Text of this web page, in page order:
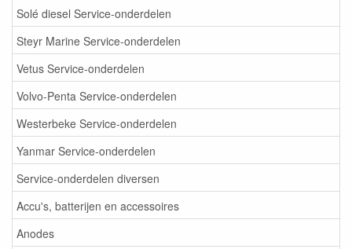
Solé diesel Service-onderdelen
Steyr Marine Service-onderdelen
Vetus Service-onderdelen
Volvo-Penta Service-onderdelen
Westerbeke Service-onderdelen
Yanmar Service-onderdelen
Service-onderdelen diversen
Accu's, batterijen en accessoires
Anodes